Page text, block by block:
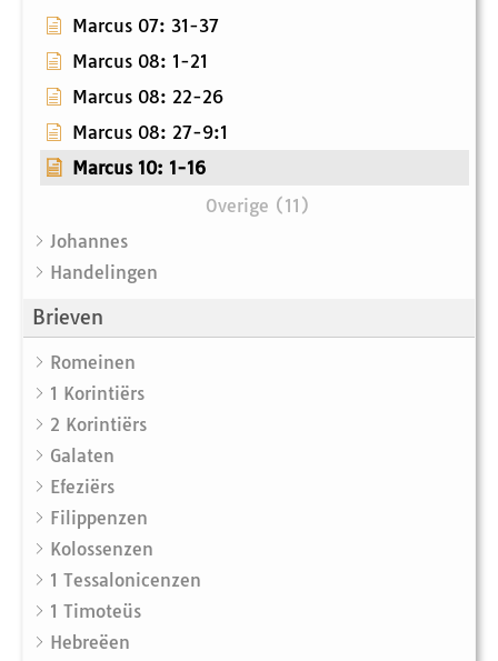
Marcus 07: 31-37
Marcus 08: 1-21
Marcus 08: 22-26
Marcus 08: 27-9:1
Marcus 10: 1-16
Overige (11)
Johannes
Handelingen
Brieven
Romeinen
1 Korintiërs
2 Korintiërs
Galaten
Efeziërs
Filippenzen
Kolossenzen
1 Tessalonicenzen
1 Timoteüs
Hebreëen